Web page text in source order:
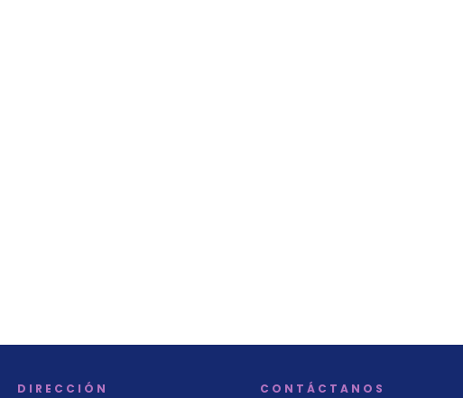
DIRECCIÓN CONTÁCTANOS